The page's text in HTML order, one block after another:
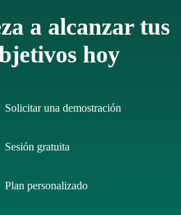
a alcanzar tus
hoy
Solicitar una demostración
Sesión gratuita
Plan personalizado